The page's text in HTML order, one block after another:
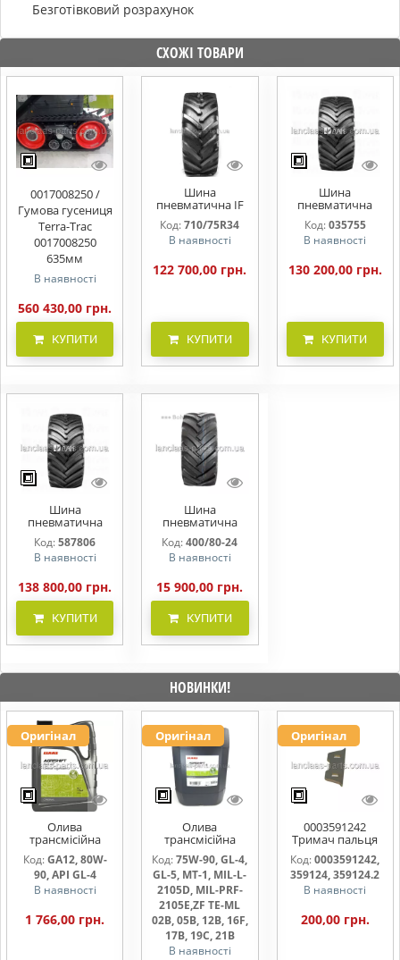
Безготівковий розрахунок
СХОЖІ ТОВАРИ
0017008250 /
Гумова гусениця
Terra-Trac
0017008250
635мм
В наявності
560 430,00 грн.
КУПИТИ
Шина
пневматична IF
710/75R34 BKT
AGRIMAX TERIS
184B/184A8 TL
Код: 710/75R34
В наявності
122 700,00 грн.
КУПИТИ
Шина
пневматична
900/60R32 BKT
AGRIMAX RT 600
181A8/178B TL
Код:035755
В наявності
130 200,00 грн.
КУПИТИ
Шина
пневматична
1050/50R32 BKT
AGRIMAX RT 600
184A8/181B TL
Код:587806
В наявності
138 800,00 грн.
КУПИТИ
Шина
пневматична
15.5/80-24
(400/80-24) 12PR
BKT AS 504 145A8
24
Код: 400/80-24
В наявності
15 900,00 грн.
КУПИТИ
НОВИНКИ!
Оригінал
Олива
трансмісійна
AGRISHIFT GA12 5
л
Код:GA12, 80W-
90, API GL-4
В наявності
1 766,00 грн.
Оригінал
Олива
трансмісійна
AGRISHIFT SYN FE
75W90 20л
Код: 75W-90, GL-4,
GL-5, MT-1, MIL-L-
2105D, MIL-PRF-
2105E,ZF TE-ML
02B, 05B, 12B, 16F,
17B, 19C, 21B
В наявності
Оригінал
0003591242
Тримач пальця
жниварки
Код:0003591242,
359124, 359124.2
В наявності
200,00 грн.